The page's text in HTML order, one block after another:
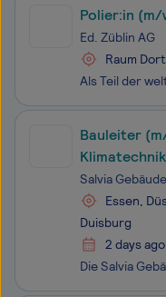
Polier:in
Ed. Züblin AG
Raum
Bauleiter
Klimatechnik
Salvia
Essen,
Duisburg
2 days ago